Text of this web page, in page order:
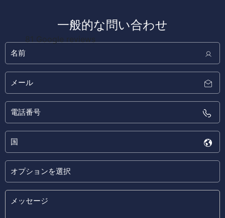
一般的な問い合わせ
81 Google reviews